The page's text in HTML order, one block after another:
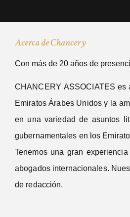
Acerca de Chancery
Con más de 20 años de
CHANCERY ASSOCIATES
Emiratos Árabes Unidos y la
en una variedad de asuntos
gubernamentales en los
Tenemos una gran
abogados internacionales.
de redacción.